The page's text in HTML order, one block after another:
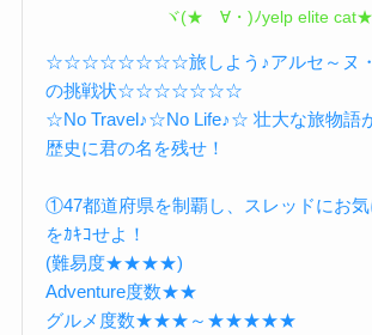
ヾ(★ゝ∀・)ﾉyelp elite cat★
☆☆☆☆☆☆☆☆旅しよう♪アルセ～ヌ・
の挑戦状☆☆☆☆☆☆☆
☆No Travel♪☆No Life♪☆ 壮大な旅物語
歴史に君の名を残せ！
①47都道府県を制覇し、スレッドにお
をｶｷｺせよ！
(難易度★★★★)
Adventure度数★★
グルメ度数★★★～★★★★★